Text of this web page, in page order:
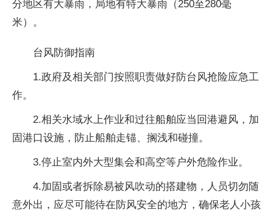
分地区有大暴雨，局地有特大暴雨（250至280毫
米）。
台风防御指南
1.政府及相关部门按照职责做好防台风抢险应急工
作。
2.相关水域水上作业和过往船舶应当回港避风，加
固港口设施，防止船舶走锚、搁浅和碰撞。
3.停止室内外大型集会和高空等户外危险作业。
4.加固或者拆除易被风吹动的搭建物，人员切勿随
意外出，应尽可能待在防风安全的地方，确保老人小孩